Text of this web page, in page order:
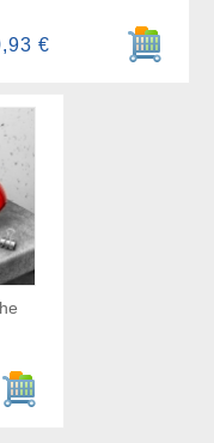
Ajouter
€
Ajouter au panier